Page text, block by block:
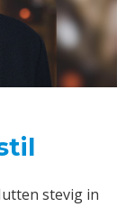
stevig in